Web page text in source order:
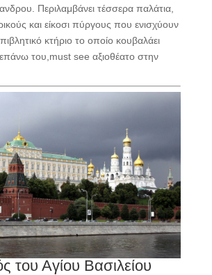
Περιλαμβάνει τέσσερα παλάτια,
και είκοσι πύργους που ενισχύουν
κτήριο το οποίο κουβαλάει
επάνω του,must see αξιοθέατο στην
του Αγίου Βασιλείου